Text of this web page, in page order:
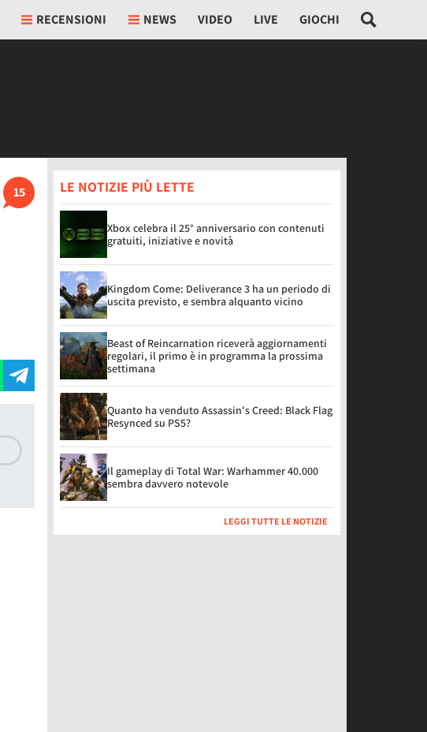
RECENSIONI NEWS VIDEO LIVE GIOCHI
15 LE NOTIZIE PIÙ LETTE
Xbox celebra il 25° anniversario con contenuti
gratuiti, iniziative e novità
Kingdom Come: Deliverance 3 ha un periodo di
uscita previsto, e sembra alquanto vicino
Beast of Reincarnation riceverà aggiornamenti
regolari, il primo è in programma la prossima
settimana
Quanto ha venduto Assassin's Creed: Black Flag
Resynced su PS5?
Il gameplay di Total War: Warhammer 40.000
sembra davvero notevole
LEGGI TUTTE LE NOTIZIE